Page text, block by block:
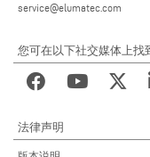
service@elumatec.com
您可在以下社交媒体上找
法律声明